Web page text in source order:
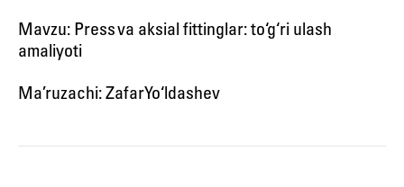
Mavzu: Press va aksial fittinglar: to‘g‘ri ulash
amaliyoti
Ma’ruzachi: Zafar Yo‘ldashev